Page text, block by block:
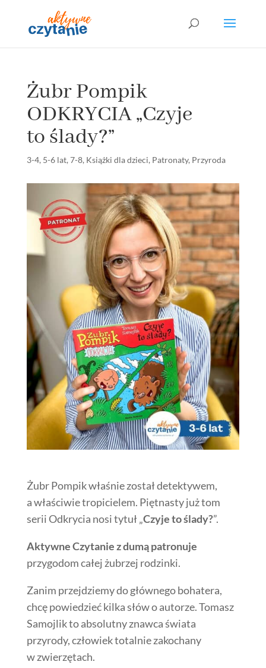
Żubr Pompik
ODKRYCIA „Czyje
to ślady?”
3-4, 5-6 lat, 7-8, Książki dla dzieci, Patronaty, Przyroda
Żubr Pompik właśnie został detektywem,
a właściwie tropicielem. Piętnasty już tom
serii Odkrycia nosi tytuł „Czyje to ślady?”.
Aktywne Czytanie z dumą patronuje
przygodom całej żubrzej rodzinki.
Zanim przejdziemy do głównego bohatera,
chcę powiedzieć kilka słów o autorze. Tomasz
Samojlik to absolutny znawca świata
przyrody, człowiek totalnie zakochany
w zwierzętach.